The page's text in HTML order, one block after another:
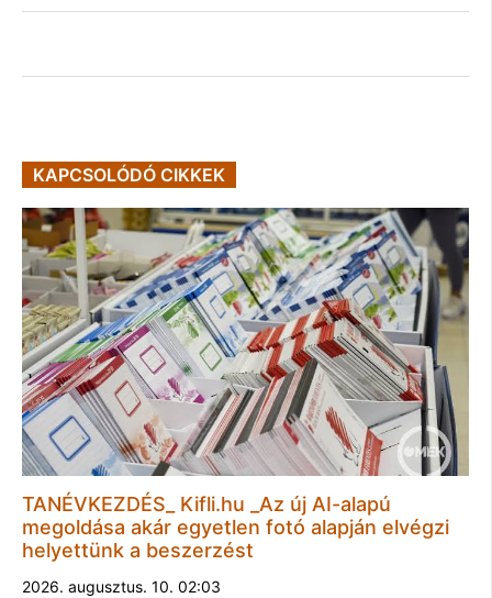
KAPCSOLÓDÓ CIKKEK
TANÉVKEZDÉS_ Kifli.hu _Az új AI-alapú
megoldása akár egyetlen fotó alapján elvégzi
helyettünk a beszerzést
2026. augusztus. 10. 02:03